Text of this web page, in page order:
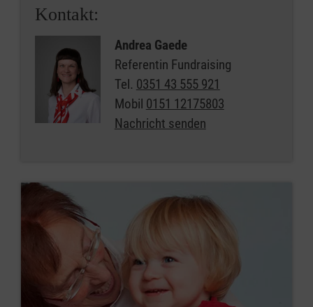
Kontakt:
Andrea Gaede
Referentin Fundraising
Tel. 0351 43 555 921
Mobil 0151 12175803
Nachricht senden